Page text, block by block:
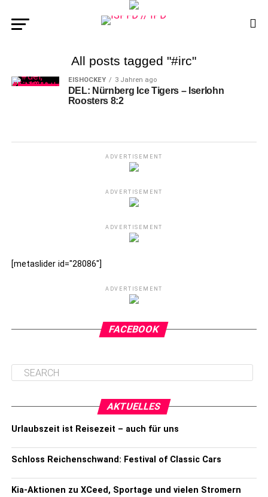
All posts tagged "#irc"
EISHOCKEY 3 Jahren ago
DEL: Nürnberg Ice Tigers – Iserlohn
Roosters 8:2
ADVERTISEMENT
ADVERTISEMENT
ADVERTISEMENT
[metaslider id="28086"]
ADVERTISEMENT
FACEBOOK
AKTUELLES
Urlaubszeit ist Reisezeit – auch für uns
Schloss Reichenschwand: Festival of Classic Cars
Kia-Aktionen zu XCeed, Sportage und vielen Stromern